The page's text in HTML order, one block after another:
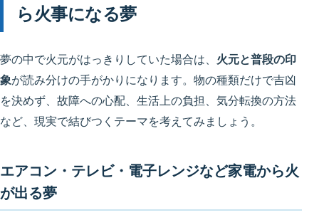
ら火事になる夢
夢の中で火元がはっきりしていた場合は、 火元と普段の印
象が読み分けの手がかりになります。物の種類だけで吉凶
を決めず、故障への心配、生活上の負担、気分転換の方法
など、現実で結びつくテーマを考えてみましょう。
エアコン・テレビ・電子レンジなど家電から火
が出る夢